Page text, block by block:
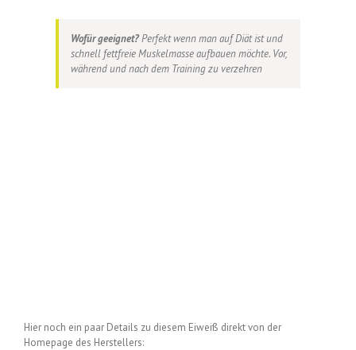
Wofür geeignet?Perfekt wenn man auf Diät ist und
schnell fettfreie Muskelmasse aufbauen möchte. Vor,
während und nach dem Training zu verzehren
Hier noch ein paar Details zu diesem Eiweiß direkt von der
Homepage des Herstellers: